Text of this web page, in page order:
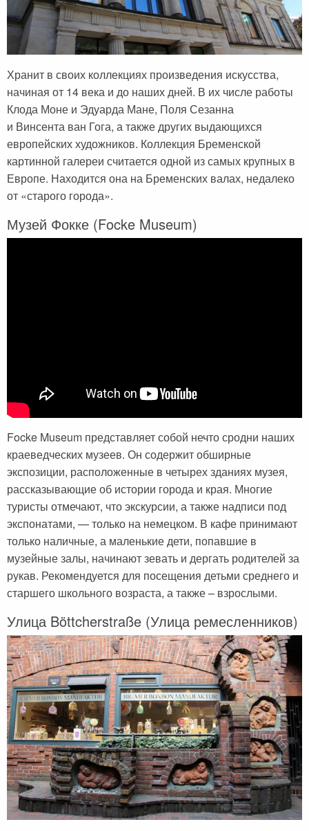
Хранит в своих коллекциях произведения искусства,
начиная от 14 века и до наших дней. В их числе работы
Клода Моне и Эдуарда Мане, Поля Сезанна
и Винсента ван Гога, а также других выдающихся
европейских художников. Коллекция Бременской
картинной галереи считается одной из самых крупных в
Европе. Находится она на Бременских валах, недалеко
от «старого города».
Музей Фокке (Focke Museum)
Focke Museum представляет собой нечто сродни наших
краеведческих музеев. Он содержит обширные
экспозиции, расположенные в четырех зданиях музея,
рассказывающие об истории города и края. Многие
туристы отмечают, что экскурсии, а также надписи под
экспонатами, — только на немецком. В кафе принимают
только наличные, а маленькие дети, попавшие в
музейные залы, начинают зевать и дергать родителей за
рукав. Рекомендуется для посещения детьми среднего и
старшего школьного возраста, а также – взрослыми.
Улица Böttcherstraße (Улица ремесленников)